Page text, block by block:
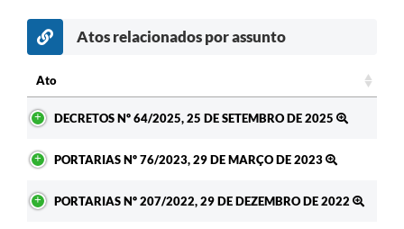
Atos relacionados por assunto
Ato
DECRETOS Nº 64/2025, 25 DE SETEMBRO DE 2025
PORTARIAS Nº 76/2023, 29 DE MARÇO DE 2023
PORTARIAS Nº 207/2022, 29 DE DEZEMBRO DE 2022